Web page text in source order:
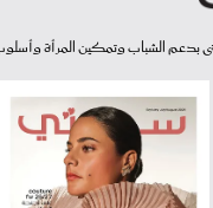
بدعم الشباب وتمكين المرأة